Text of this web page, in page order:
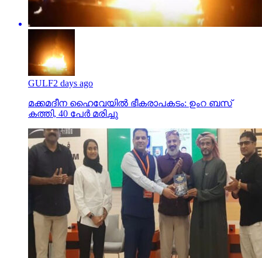
GULF2 days ago
മക്കമദീന ഹൈവേയില്‍ ഭീകരാപകടം: ഉംറ ബസ്
കത്തി, 40 പേര്‍ മരിച്ചു